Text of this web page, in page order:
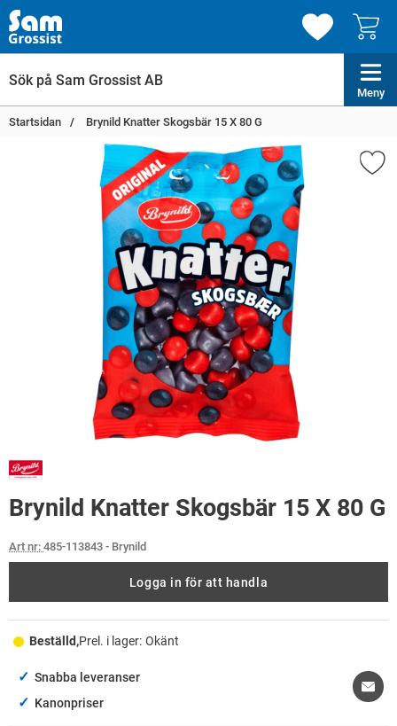
Meny
Startsidan Brynild Knatter Skogsbär 15 X 80 G
Brynild Knatter Skogsbär 15 X 80 G
Art nr: 485-113843 - Brynild
Logga in för att handla
Beställd,Prel. i lager: Okänt
✓ Snabba leveranser
✓ Kanonpriser